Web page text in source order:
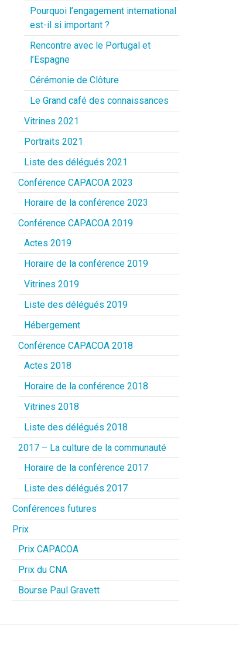
Pourquoi l’engagement international
est-il si important ?
Rencontre avec le Portugal et
l’Espagne
Cérémonie de Clôture
Le Grand café des connaissances
Vitrines 2021
Portraits 2021
Liste des délégués 2021
Conférence CAPACOA 2023
Horaire de la conférence 2023
Conférence CAPACOA 2019
Actes 2019
Horaire de la conférence 2019
Vitrines 2019
Liste des délégués 2019
Hébergement
Conférence CAPACOA 2018
Actes 2018
Horaire de la conférence 2018
Vitrines 2018
Liste des délégués 2018
2017 – La culture de la communauté
Horaire de la conférence 2017
Liste des délégués 2017
Conférences futures
Prix
Prix CAPACOA
Prix du CNA
Bourse Paul Gravett